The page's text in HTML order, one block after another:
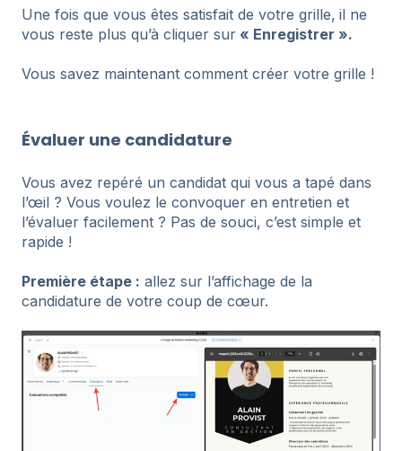
Une fois que vous êtes satisfait de votre grille, il ne
vous reste plus qu’à cliquer sur « Enregistrer ».
Vous savez maintenant comment créer votre grille !
Évaluer une candidature
Vous avez repéré un candidat qui vous a tapé dans
l’œil ? Vous voulez le convoquer en entretien et
l’évaluer facilement ? Pas de souci, c’est simple et
rapide !
Première étape : allez sur l’affichage de la
candidature de votre coup de cœur.